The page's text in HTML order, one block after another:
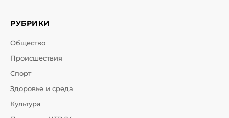
РУБРИКИ
Общество
Происшествия
Спорт
Здоровье и среда
Культура